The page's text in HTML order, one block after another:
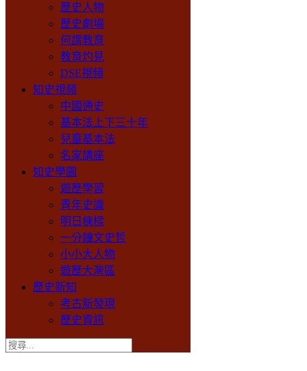
歷史人物
歷史劇場
何謂教育
教育灼見
DSE視頻
知史視頻
中國通史
基本法上下三十年
兒童基本法
名家講座
知史學園
遊歷學習
青年史識
明日棟樑
一分鐘文史哲
小小大人物
遊歷大灣區
歷史新知
考古新發現
歷史資訊